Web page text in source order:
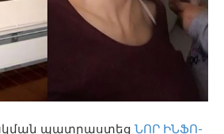
պատրաստեց ՆՈՐ ԻՆՖՈ-